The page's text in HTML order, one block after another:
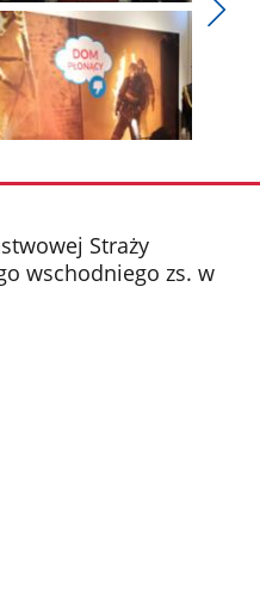
Straży
wschodniego zs. w